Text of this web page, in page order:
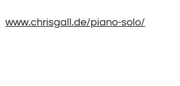
www.chrisgall.de/piano-solo/